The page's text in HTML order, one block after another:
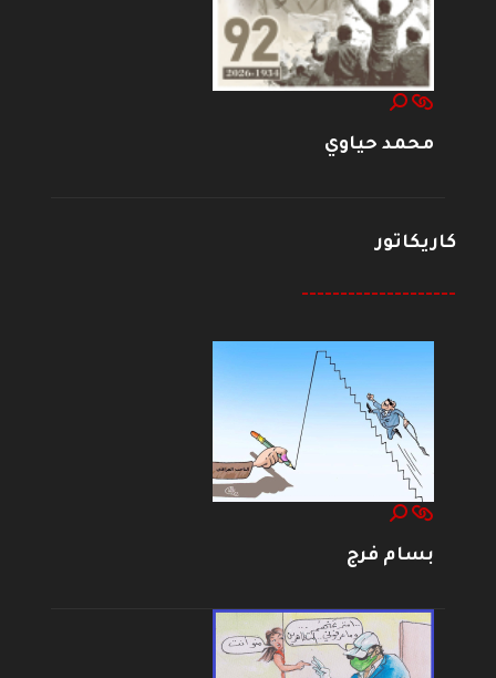
محمد حياوي
كاريكاتور
--------------------
بسام فرج